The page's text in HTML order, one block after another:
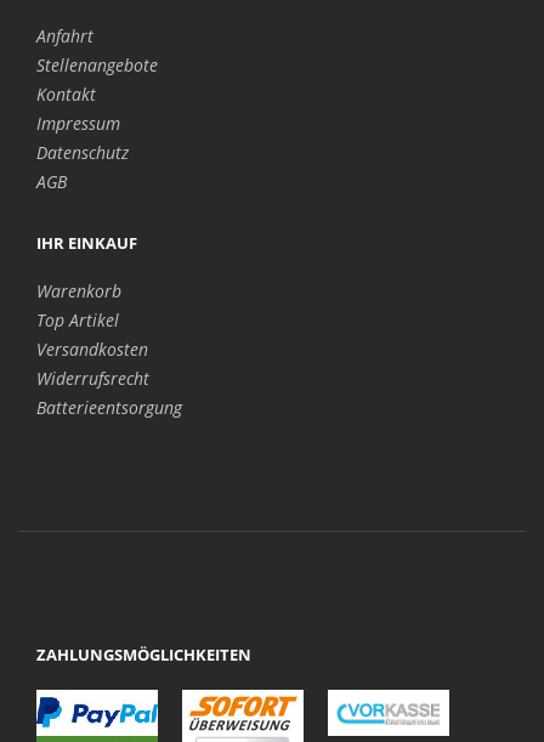
Anfahrt
Stellenangebote
Kontakt
Impressum
Datenschutz
AGB
IHR EINKAUF
Warenkorb
Top Artikel
Versandkosten
Widerrufsrecht
Batterieentsorgung
ZAHLUNGSMÖGLICHKEITEN